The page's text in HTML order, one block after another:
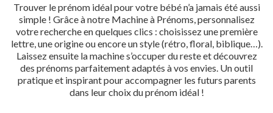
Trouver le prénom idéal pour votre bébé n’a jamais été aussi
simple ! Grâce à notre Machine à Prénoms, personnalisez
votre recherche en quelques clics : choisissez une première
lettre, une origine ou encore un style (rétro, floral, biblique…).
Laissez ensuite la machine s’occuper du reste et découvrez
des prénoms parfaitement adaptés à vos envies. Un outil
pratique et inspirant pour accompagner les futurs parents
dans leur choix du prénom idéal !